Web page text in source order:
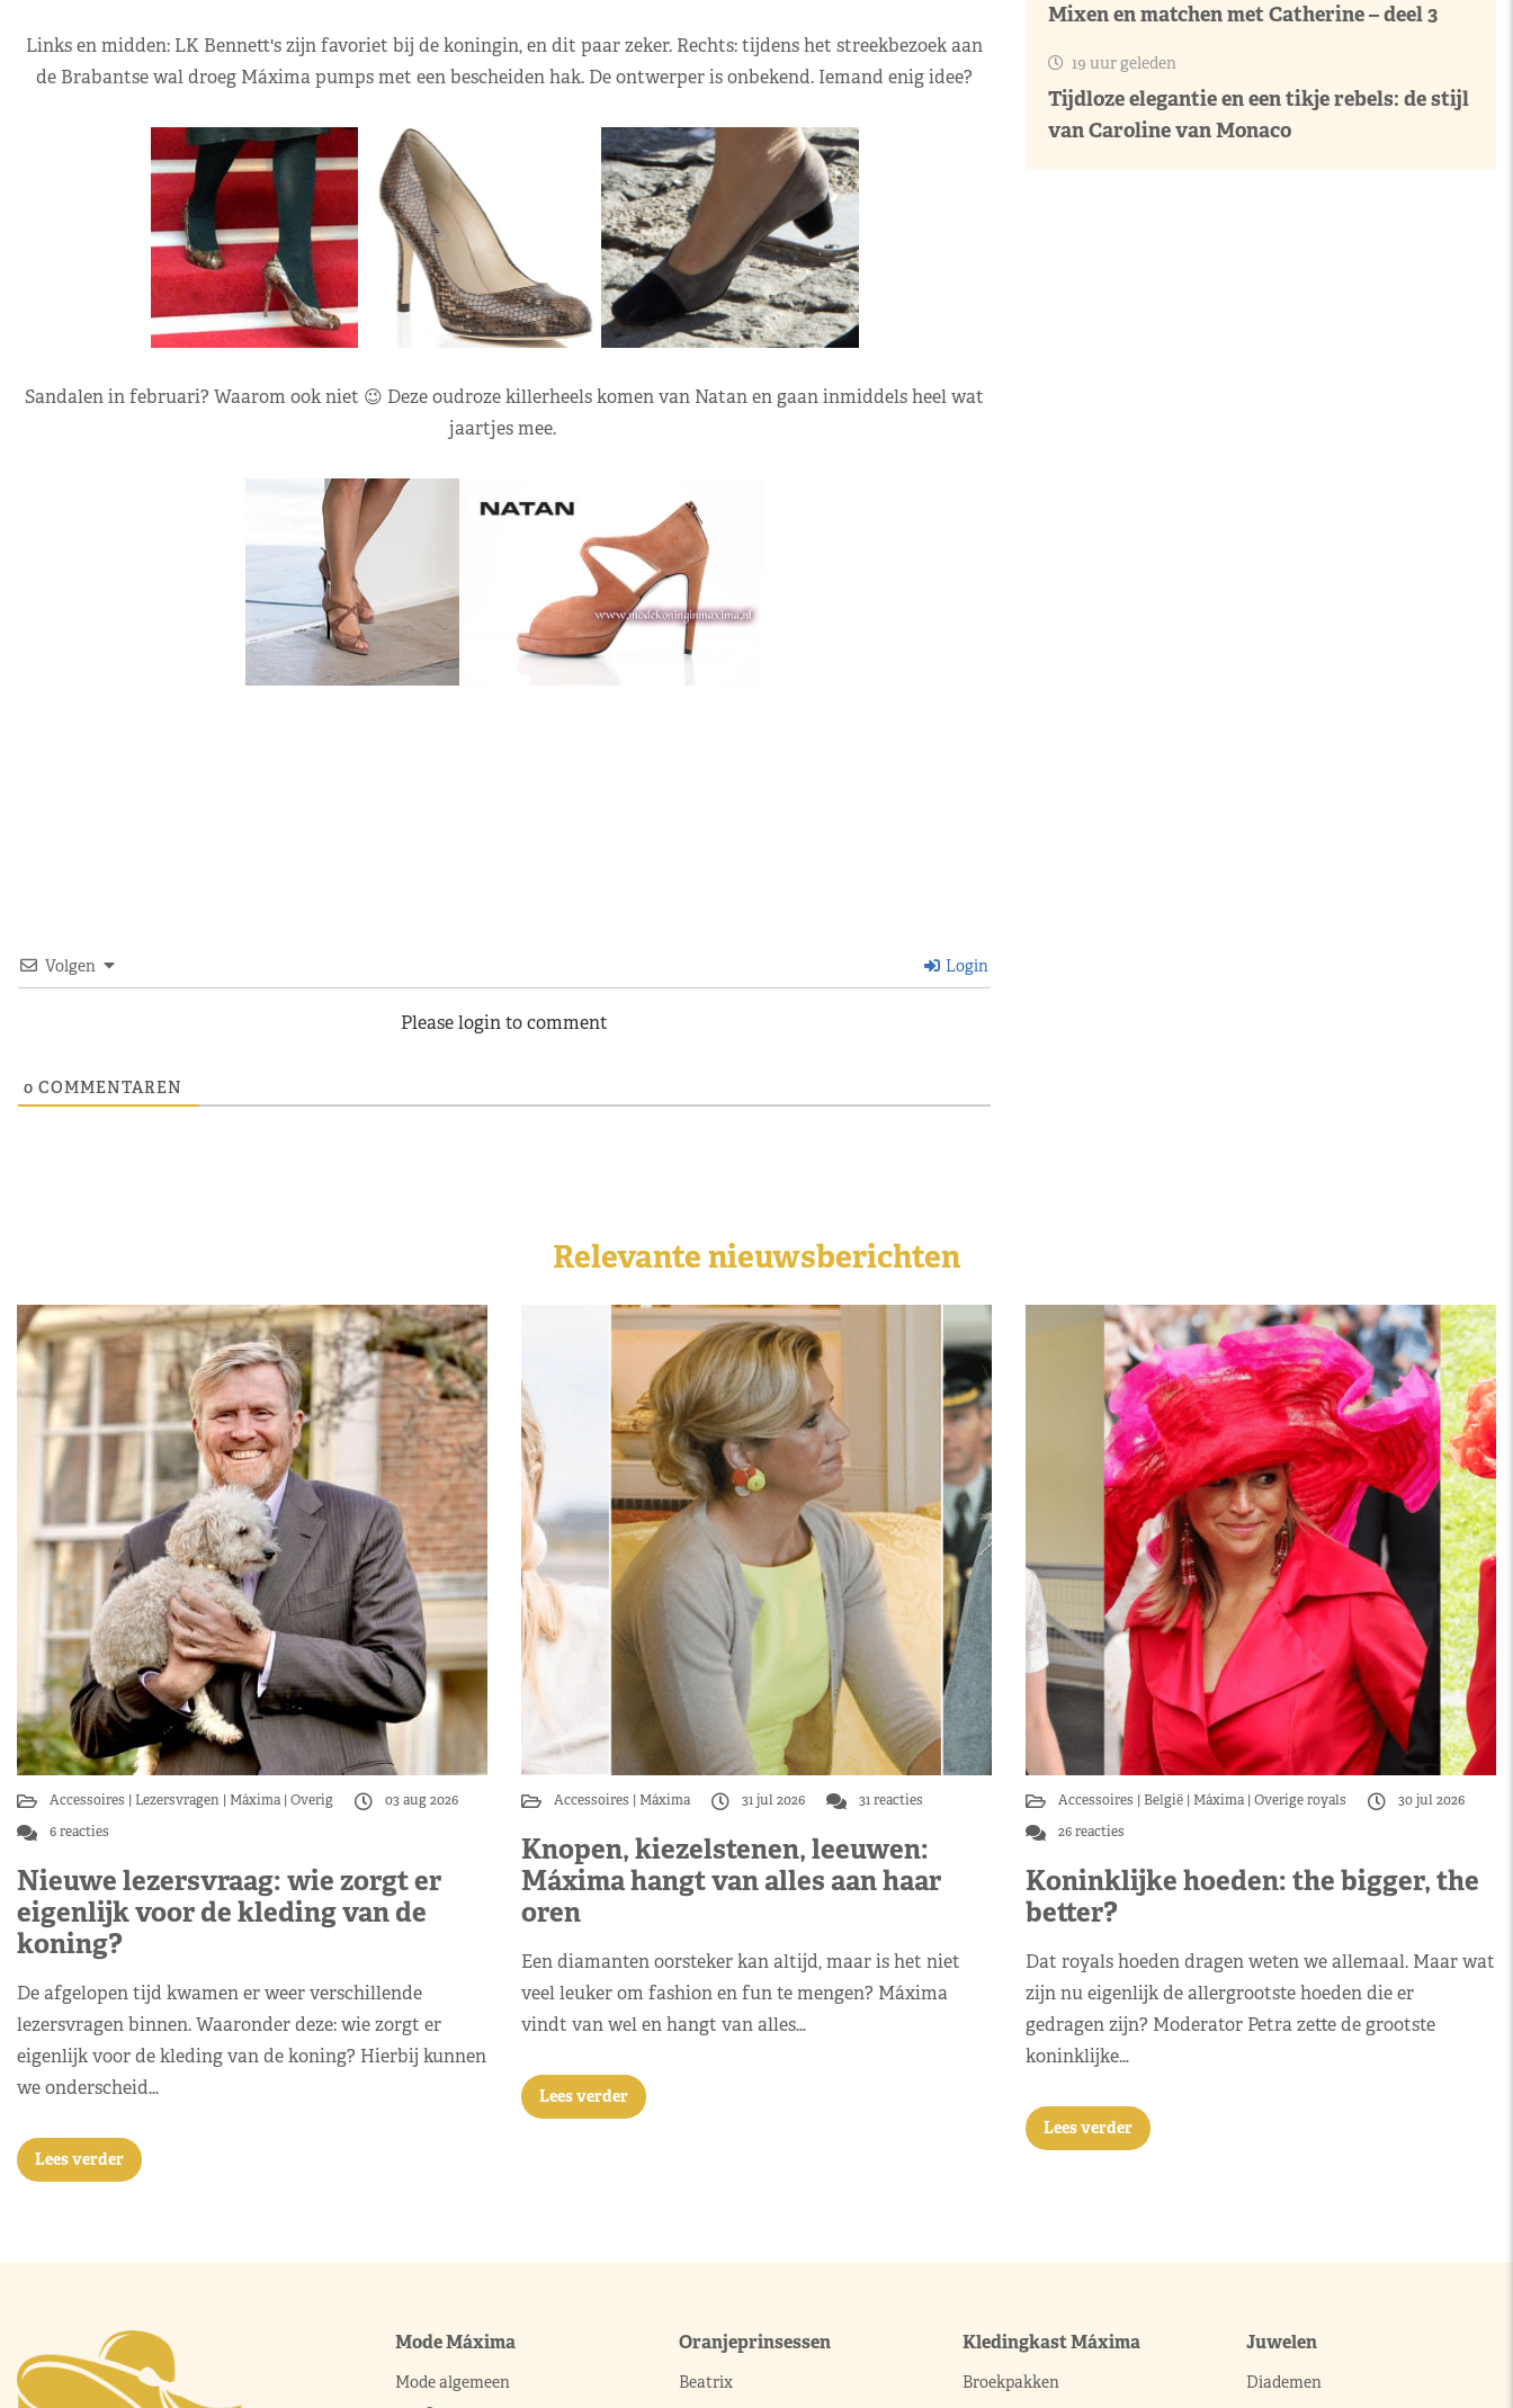
Links en midden: LK Bennett's zijn favoriet bij de koningin, en dit paar zeker. Rechts: tijdens het streekbezoek aan
de Brabantse wal droeg Máxima pumps met een bescheiden hak. De ontwerper is onbekend. Iemand enig idee?
Sandalen in februari? Waarom ook niet 😉 Deze oudroze killerheels komen van Natan en gaan inmiddels heel wat
jaartjes mee.
Volgen Login
Please login to comment
0 COMMENTAREN
Mixen en matchen met Catherine – deel 3
19 uur geleden
Tijdloze elegantie en een tikje rebels: de stijl
van Caroline van Monaco
Relevante nieuwsberichten
Accessoires Lezersvragen Máxima Overig
03 aug 2026
6 reacties
Nieuwe lezersvraag: wie zorgt er
eigenlijk voor de kleding van de
koning?
De afgelopen tijd kwamen er weer verschillende
lezersvragen binnen. Waaronder deze: wie zorgt er
eigenlijk voor de kleding van de koning? Hierbij kunnen
we onderscheid…
Lees verder
Accessoires Máxima 31 jul 2026 31 reacties
Knopen, kiezelstenen, leeuwen:
Máxima hangt van alles aan haar
oren
Een diamanten oorsteker kan altijd, maar is het niet
veel leuker om fashion en fun te mengen? Máxima
vindt van wel en hangt van alles…
Lees verder
Accessoires België Máxima Overige royals
30 jul 2026
26 reacties
Koninklijke hoeden: the bigger, the
better?
Dat royals hoeden dragen weten we allemaal. Maar wat
zijn nu eigenlijk de allergrootste hoeden die er
gedragen zijn? Moderator Petra zette de grootste
koninklijke…
Lees verder
Mode Máxima
Mode algemeen
Oranjeprinsessen
Beatrix
Kledingkast Máxima
Broekpakken
Juwelen
Diademen